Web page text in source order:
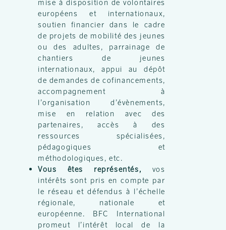
mise à disposition de volontaires
européens et internationaux,
soutien financier dans le cadre
de projets de mobilité des jeunes
ou des adultes, parrainage de
chantiers de jeunes
internationaux, appui au dépôt
de demandes de cofinancements,
accompagnement à
l’organisation d’évènements,
mise en relation avec des
partenaires, accès à des
ressources spécialisées,
pédagogiques et
méthodologiques, etc.
Vous êtes représentés, vos
intérêts sont pris en compte par
le réseau et défendus à l’échelle
régionale, nationale et
européenne. BFC International
promeut l’intérêt local de la